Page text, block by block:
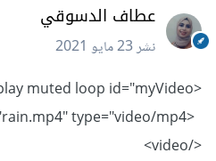
عطاف الدسوقي
نشر23 مايو 2021
<video autoplay muted loop id="myVideo">
<source src="rain.mp4" type="video/mp4">
</video>